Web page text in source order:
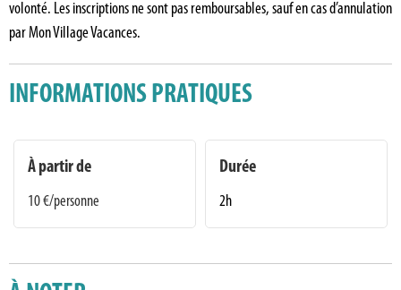
volonté. Les inscriptions ne sont pas remboursables, sauf en cas d’annulation
par Mon Village Vacances.
INFORMATIONS PRATIQUES
À partir de
10€/personne
Durée
2h